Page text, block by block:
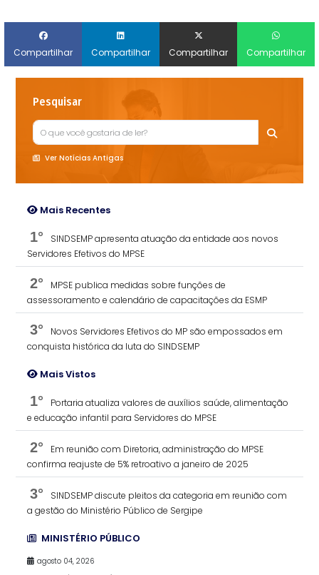
Compartilhar Compartilhar Compartilhar Compartilhar
Pesquisar
Ver Notícias Antigas
Mais Recentes
1°
SINDSEMP apresenta atuação da entidade aos novos
Servidores Efetivos do MPSE
2°
MPSE publica medidas sobre funções de
assessoramento e calendário de capacitações da ESMP
3°
Novos Servidores Efetivos do MP são empossados em
conquista histórica da luta do SINDSEMP
Mais Vistos
1°
Portaria atualiza valores de auxílios saúde, alimentação
e educação infantil para Servidores do MPSE
2°
Em reunião com Diretoria, administração do MPSE
confirma reajuste de 5% retroativo a janeiro de 2025
3°
SINDSEMP discute pleitos da categoria em reunião com
a gestão do Ministério Público de Sergipe
MINISTÉRIO PÚBLICO
agosto 04, 2026